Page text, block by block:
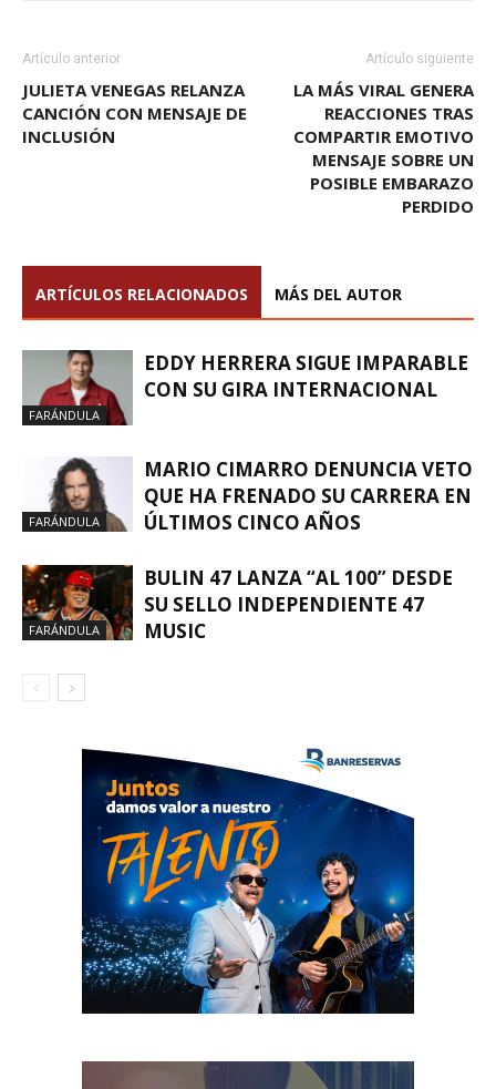
Artículo anterior
JULIETA VENEGAS RELANZA
CANCIÓN CON MENSAJE DE
INCLUSIÓN
Artículo siguiente
LA MÁS VIRAL GENERA
REACCIONES TRAS
COMPARTIR EMOTIVO
MENSAJE SOBRE UN
POSIBLE EMBARAZO
PERDIDO
ARTÍCULOS RELACIONADOS MÁS DEL AUTOR
FARÁNDULA
EDDY HERRERA SIGUE IMPARABLE
CON SU GIRA INTERNACIONAL
FARÁNDULA
MARIO CIMARRO DENUNCIA VETO
QUE HA FRENADO SU CARRERA EN
ÚLTIMOS CINCO AÑOS
FARÁNDULA
BULIN 47 LANZA “AL 100” DESDE
SU SELLO INDEPENDIENTE 47
MUSIC